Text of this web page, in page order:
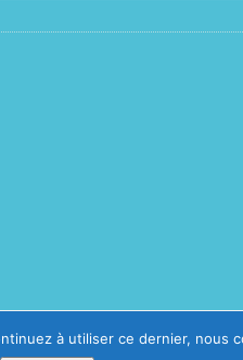
à utiliser ce dernier, nous